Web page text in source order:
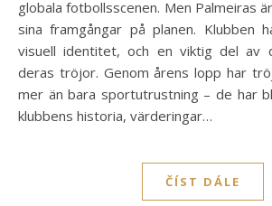
globala fotbollsscenen. Men Palmeiras
sina framgångar på planen. Klubben
visuell identitet, och en viktig del av
deras tröjor. Genom årens lopp har
mer än bara sportutrustning – de har
klubbens historia, värderingar…
ČÍST DÁLE